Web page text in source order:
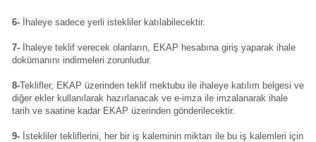
6- İhaleye sadece yerli istekliler katılabilecektir.
7- İhaleye teklif verecek olanların, EKAP hesabına giriş yaparak ihale
dokümanını indirmeleri zorunludur.
8-Teklifler, EKAP üzerinden teklif mektubu ile ihaleye katılım belgesi ve
diğer ekler kullanılarak hazırlanacak ve e-imza ile imzalanarak ihale
tarih ve saatine kadar EKAP üzerinden gönderilecektir.
9- İstekliler tekliflerini, her bir iş kaleminin miktarı ile bu iş kalemleri için